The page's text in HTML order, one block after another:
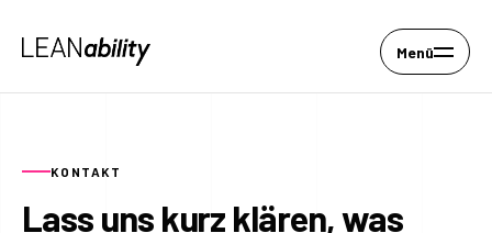
Menü
KONTAKT
Lass uns kurz klären, was